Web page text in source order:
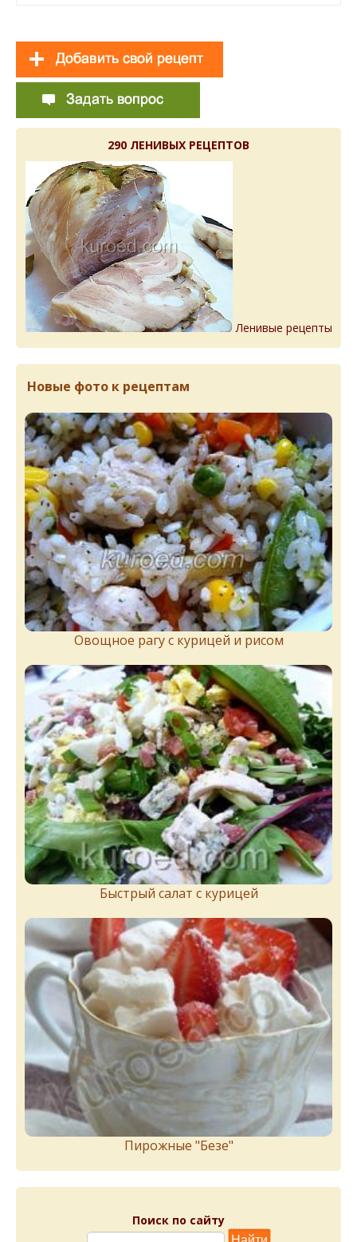
290 ЛЕНИВЫХ РЕЦЕПТОВ
Ленивые рецепты
Новые фото к рецептам
Овощное рагу с курицей и рисом
Быстрый салат с курицей
Пирожныe "Бeзe"
Поиск по сайту